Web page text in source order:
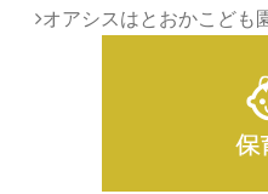
オアシスはとおかこども